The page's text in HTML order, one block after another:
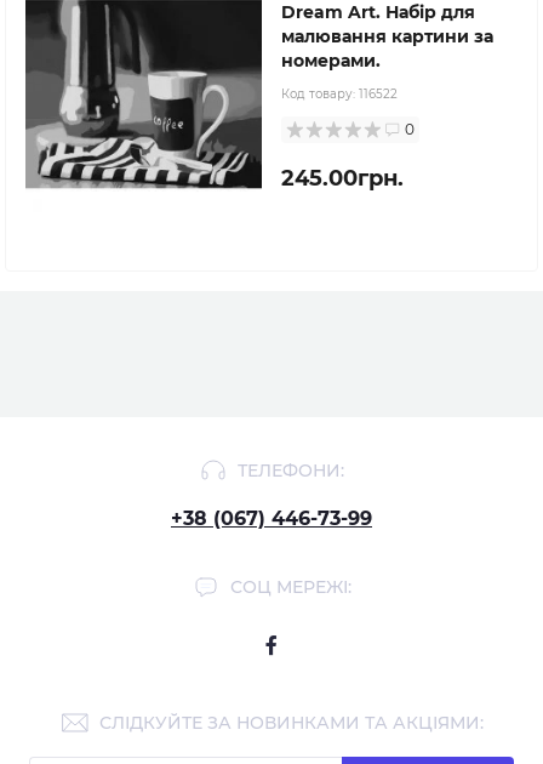
Dream Art. Набір для
малювання картини за
номерами.
Код товару: 116522
0
245.00грн.
ТЕЛЕФОНИ:
+38 (067) 446-73-99
СОЦ МЕРЕЖІ:
СЛІДКУЙТЕ ЗА НОВИНКАМИ ТА АКЦІЯМИ: